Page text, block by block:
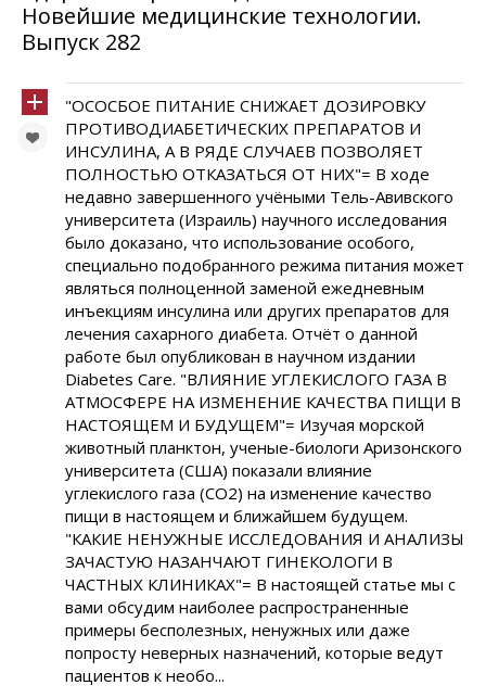
Новейшие медицинские технологии.
Выпуск 282
"ОСОСБОЕ ПИТАНИЕ СНИЖАЕТ ДОЗИРОВКУ
ПРОТИВОДИАБЕТИЧЕСКИХ ПРЕПАРАТОВ И
ИНСУЛИНА, А В РЯДЕ СЛУЧАЕВ ПОЗВОЛЯЕТ
ПОЛНОСТЬЮ ОТКАЗАТЬСЯ ОТ НИХ"= В ходе
недавно завершенного учёными Тель-Авивского
университета (Израиль) научного исследования
было доказано, что использование особого,
специально подобранного режима питания может
являться полноценной заменой ежедневным
инъекциям инсулина или других препаратов для
лечения сахарного диабета. Отчёт о данной
работе был опубликован в научном издании
Diabetes Care. "ВЛИЯНИЕ УГЛЕКИСЛОГО ГАЗА В
АТМОСФЕРЕ НА ИЗМЕНЕНИЕ КАЧЕСТВА ПИЩИ В
НАСТОЯЩЕМ И БУДУЩЕМ"= Изучая морской
животный планктон, ученые-биологи Аризонского
университета (США) показали влияние
углекислого газа (СO2) на изменение качество
пищи в настоящем и ближайшем будущем.
"КАКИЕ НЕНУЖНЫЕ ИССЛЕДОВАНИЯ И АНАЛИЗЫ
ЗАЧАСТУЮ НАЗАНЧАЮТ ГИНЕКОЛОГИ В
ЧАСТНЫХ КЛИНИКАХ"= В настоящей статье мы с
вами обсудим наиболее распространенные
примеры бесполезных, ненужных или даже
попросту неверных назначений, которые ведут
пациентов к необо...